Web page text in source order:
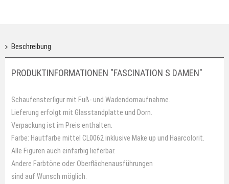
Beschreibung
PRODUKTINFORMATIONEN "FASCINATION S DAMEN"
Schaufensterfigur mit Fuß- und Wadendornaufnahme.
Lieferung erfolgt mit Glasstandplatte und Dorn.
Verpackung ist im Preis enthalten.
Farbe: Hautfarbe mittel CL0062 inklusive Make up und Haarcolorit.
Alle Figuren auch einfarbig lieferbar.
Andere Farbtöne oder Oberflächenausführungen
sind auf Wunsch möglich.